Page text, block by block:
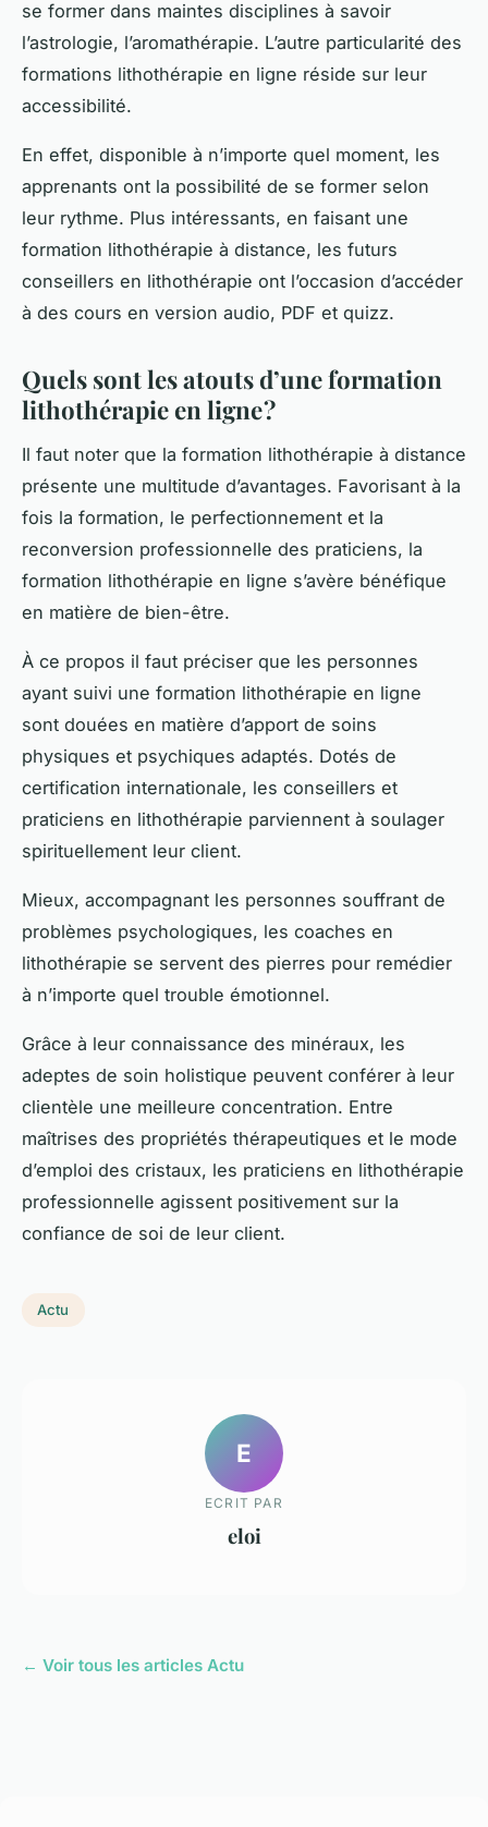
se former dans maintes disciplines à savoir
l’astrologie, l’aromathérapie. L’autre particularité des
formations lithothérapie en ligne réside sur leur
accessibilité.
En effet, disponible à n’importe quel moment, les
apprenants ont la possibilité de se former selon
leur rythme. Plus intéressants, en faisant une
formation lithothérapie à distance, les futurs
conseillers en lithothérapie ont l’occasion d’accéder
à des cours en version audio, PDF et quizz.
Quels sont les atouts d’une formation
lithothérapie en ligne ?
Il faut noter que la formation lithothérapie à distance
présente une multitude d’avantages. Favorisant à la
fois la formation, le perfectionnement et la
reconversion professionnelle des praticiens, la
formation lithothérapie en ligne s’avère bénéfique
en matière de bien-être.
À ce propos il faut préciser que les personnes
ayant suivi une formation lithothérapie en ligne
sont douées en matière d’apport de soins
physiques et psychiques adaptés. Dotés de
certification internationale, les conseillers et
praticiens en lithothérapie parviennent à soulager
spirituellement leur client.
Mieux, accompagnant les personnes souffrant de
problèmes psychologiques, les coaches en
lithothérapie se servent des pierres pour remédier
à n’importe quel trouble émotionnel.
Grâce à leur connaissance des minéraux, les
adeptes de soin holistique peuvent conférer à leur
clientèle une meilleure concentration. Entre
maîtrises des propriétés thérapeutiques et le mode
d’emploi des cristaux, les praticiens en lithothérapie
professionnelle agissent positivement sur la
confiance de soi de leur client.
Actu
E
ECRIT PAR
eloi
← Voir tous les articles Actu